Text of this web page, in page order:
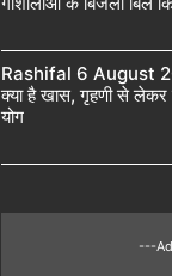
Rashifal 6 August
क्या है खास, गृहणी से
योग
---